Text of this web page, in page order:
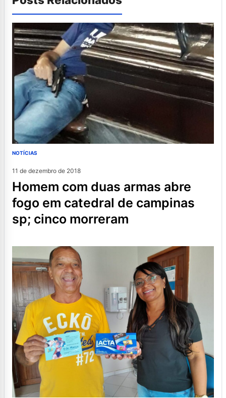
NOTÍCIAS
11 de dezembro de 2018
homem com duas armas abre
fogo em catedral de campinas
sp; cinco morreram